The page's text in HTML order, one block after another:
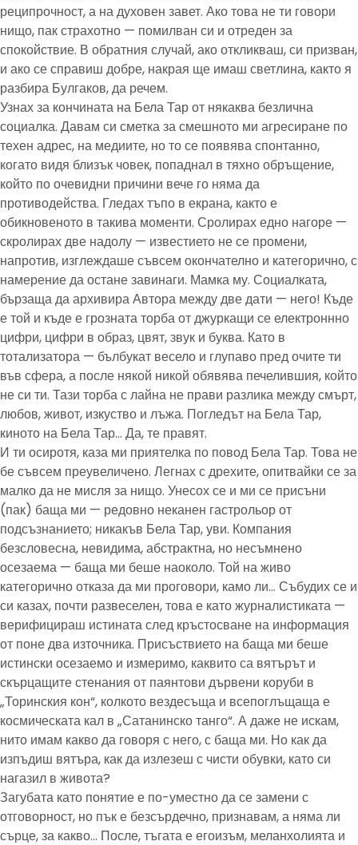
реципрочност, а на духовен завет. Ако това не ти говори
нищо, пак страхотно — помилван си и отреден за
спокойствие. В обратния случай, ако откликваш, си призван,
и ако се справиш добре, накрая ще имаш светлина, както я
разбира Булгаков, да речем.
Узнах за кончината на Бела Тар от някаква безлична
социалка. Давам си сметка за смешното ми агресиране по
техен адрес, на медиите, но то се появява спонтанно,
когато видя близък човек, попаднал в тяхно обръщение,
който по очевидни причини вече го няма да
противодейства. Гледах тъпо в екрана, както е
обикновеното в такива моменти. Сролирах едно нагоре —
скролирах две надолу — известието не се промени,
напротив, изглеждаше съвсем окончателно и категорично, с
намерение да остане завинаги. Мамка му. Социалката,
бързаща да архивира Автора между две дати — него! Къде
е той и къде е грозната торба от джуркащи се електроннно
цифри, цифри в образ, цвят, звук и буква. Като в
тотализатора — бълбукат весело и глупаво пред очите ти
във сфера, а после някой никой обявява печелившия, който
не си ти. Тази торба с лайна не прави разлика между смърт,
любов, живот, изкуство и лъжа. Погледът на Бела Тар,
киното на Бела Тар… Да, те правят.
И ти осиротя, каза ми приятелка по повод Бела Тар. Това не
бе съвсем преувеличено. Легнах с дрехите, опитвайки се за
малко да не мисля за нищо. Унесох се и ми се присъни
(пак) баща ми — редовно неканен гастрольор от
подсъзнанието; никакъв Бела Тар, уви. Компания
безсловесна, невидима, абстрактна, но несъмнено
осезаема — баща ми беше наоколо. Той на живо
категорично отказа да ми проговори, камо ли… Събудих се и
си казах, почти развеселен, това е като журналистиката —
верифицираш истината след кръстосване на информация
от поне два източника. Присъствието на баща ми беше
истински осезаемо и измеримо, каквито са вятърът и
скърцащите стенания от паянтови дървени коруби в
„Торинския кон“, колкото вездесъща и всепоглъщаща е
космическата кал в „Сатанинско танго“. А даже не искам,
нито имам какво да говоря с него, с баща ми. Но как да
изпъдиш вятъра, как да излезеш с чисти обувки, като си
нагазил в живота?
Загубата като понятие е по-уместно да се замени с
отговорност, но пък е безсърдечно, признавам, а няма ли
сърце, за какво… После, тъгата е егоизъм, меланхолията и